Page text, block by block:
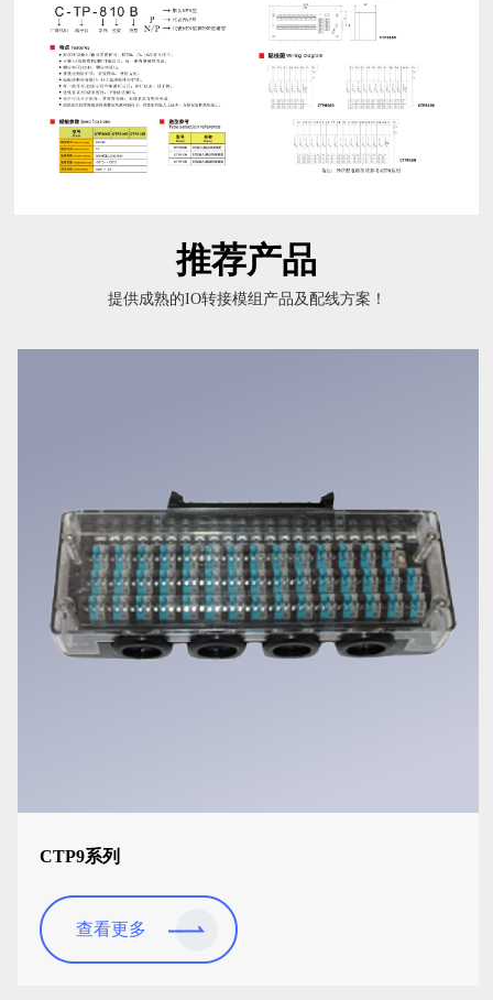
推荐产品
提供成熟的IO转接模组产品及配线方案！
CTP9系列
查看更多